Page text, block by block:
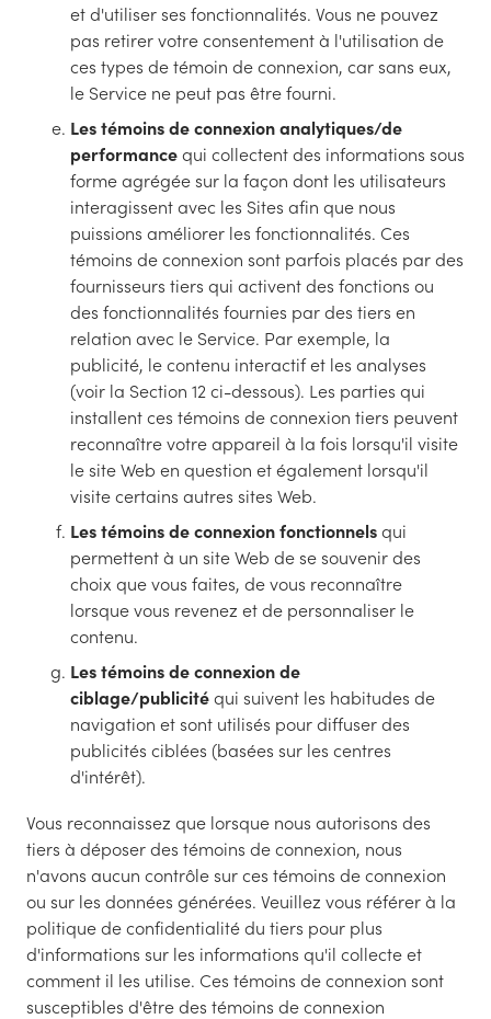
et d'utiliser ses fonctionnalités. Vous ne pouvez
pas retirer votre consentement à l'utilisation de
ces types de témoin de connexion, car sans eux,
le Service ne peut pas être fourni.
Les témoins de connexion analytiques/de
performancequi collectent des informations sous
forme agrégée sur la façon dont les utilisateurs
interagissent avec les Sites afin que nous
puissions améliorer les fonctionnalités. Ces
témoins de connexion sont parfois placés par des
fournisseurs tiers qui activent des fonctions ou
des fonctionnalités fournies par des tiers en
relation avec le Service. Par exemple, la
publicité, le contenu interactif et les analyses
(voir la Section 12 ci-dessous). Les parties qui
installent ces témoins de connexion tiers peuvent
reconnaître votre appareil à la fois lorsqu'il visite
le site Web en question et également lorsqu'il
visite certains autres sites Web.
Les témoins de connexion fonctionnelsqui
permettent à un site Web de se souvenir des
choix que vous faites, de vous reconnaître
lorsque vous revenez et de personnaliser le
contenu.
Les témoins de connexion de
ciblage/publicitéqui suivent les habitudes de
navigation et sont utilisés pour diffuser des
publicités ciblées (basées sur les centres
d'intérêt).
Vous reconnaissez que lorsque nous autorisons des
tiers à déposer des témoins de connexion, nous
n'avons aucun contrôle sur ces témoins de connexion
ou sur les données générées. Veuillez vous référer à la
politique de confidentialité du tiers pour plus
d'informations sur les informations qu'il collecte et
comment il les utilise. Ces témoins de connexion sont
susceptibles d'être des témoins de connexion